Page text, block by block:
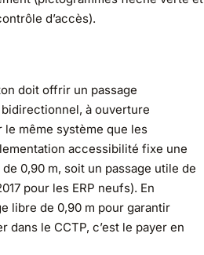
d’accès).
doit offrir un passage
à ouverture
même système que les
accessibilité fixe une
0,90 m, soit un passage utile de
pour les ERP neufs). En
libre de 0,90 m pour garantir
dans le CCTP, c’est le payer en